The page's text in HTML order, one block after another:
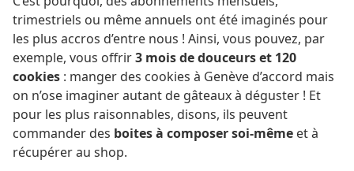
trimestriels ou même annuels ont été imaginés pour
les plus accros d’entre nous ! Ainsi, vous pouvez, par
exemple, vous offrir3 mois de douceurs et 120
cookies : manger des cookies à Genève d’accord mais
on n’ose imaginer autant de gâteaux à déguster ! Et
pour les plus raisonnables, disons, ils peuvent
commander des boites à composer soi-même et à
récupérer au shop.